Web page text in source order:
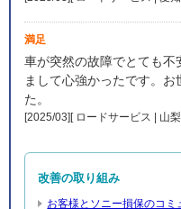
満足
車が突然の故障でとても不
まして心強かったです。
た。
[2025/03][ ロードサービス | 山
改善の取り組み
お客様とソニー損保のコミ